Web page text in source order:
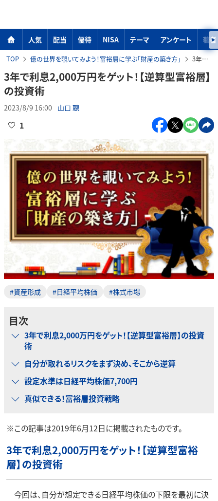
人気 配当 優待 NISA テーマ アンケート 著者
TOP 億の世界を覗いてみよう！富裕層に学ぶ「財産の築き方」 3年で利息2,000万円をゲット！【逆算型富裕層】の投資術
3年で利息2,000万円をゲット！【逆算型富裕層】
の投資術
2023/8/9 16:00 山口 聰
1
#資産形成 #日経平均株価 #株式市場
目次
3年で利息2,000万円をゲット！【逆算型富裕層】の投資
術
自分が取れるリスクをまず決め、そこから逆算
設定水準は日経平均株価7,700円
真似できる！富裕層投資戦略
※この記事は2019年6月12日に掲載されたものです。
3年で利息2,000万円をゲット！【逆算型富裕
層】の投資術
今回は、自分が想定できる日経平均株価の下限を最初に決